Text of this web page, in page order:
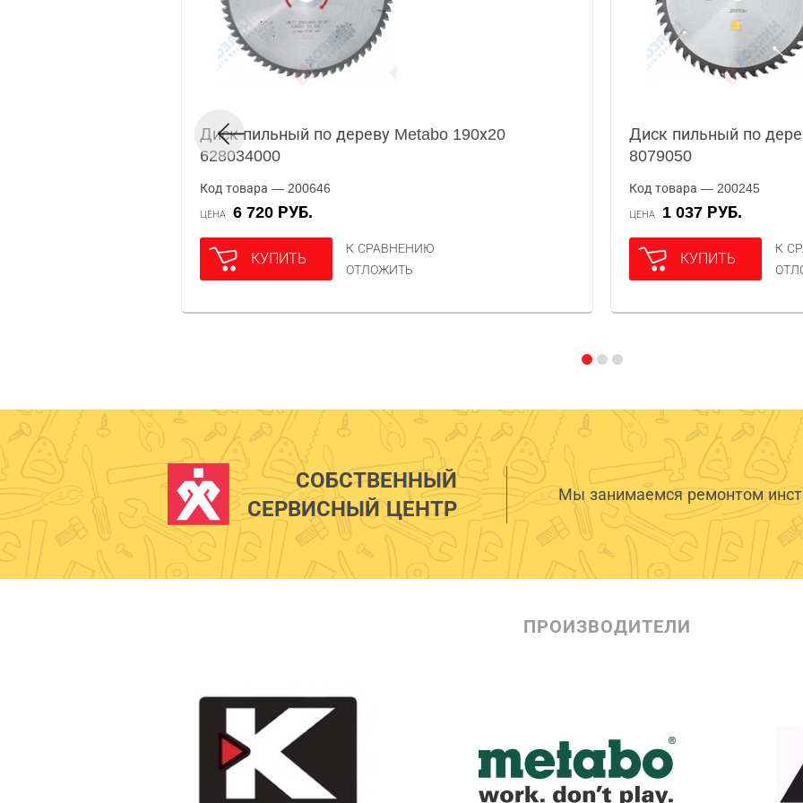
Диск пильный по дереву Metabo 190х20
628034000
Код товара — 200646
ЦЕНА 6 720 РУБ.
КУПИТЬ
К СРАВНЕНИЮ
ОТЛОЖИТЬ
Диск пильный по
8079050
Код товара — 200245
ЦЕНА 1 037 РУБ.
КУПИТЬ
К
СОБСТВЕННЫЙ
СЕРВИСНЫЙ ЦЕНТР
Мы занимаемся ремонтом
ПРОИЗВОДИТЕЛИ